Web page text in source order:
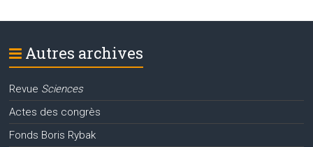
Autres archives
Revue Sciences
Actes des congrès
Fonds Boris Rybak